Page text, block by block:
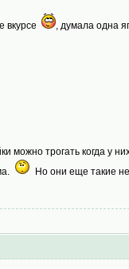
вкурсе , думала одна
можно трогать когда у
Но они еще такие